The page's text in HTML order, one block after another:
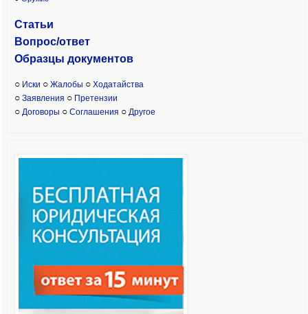
Статьи
Вопрос/ответ
Образцы документов
○ Иски ○ Жалобы ○ Ходатайства
○ Заявления ○ Претензии
○ Договоры ○ Соглашения ○ Другое